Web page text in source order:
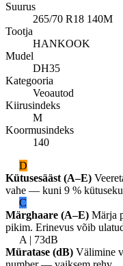
Suurus
265/70 R18 140M
Tootja
HANKOOK
Mudel
DH35
Kategooria
Veoautod
Kiirusindeks
M
Koormusindeks
140
D
Kütusesääst (A–E)
vahe — kuni 9 %
C
Märghaare (A–E) Märja
pikim. Erinevus võib
A | 73dB
Müratase (dB) Välimine